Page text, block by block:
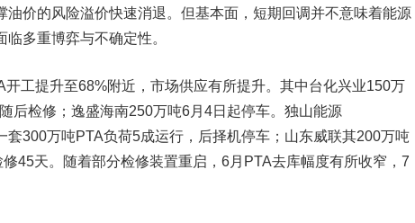
价的风险溢价快速消退。但基本面，短期回调并不意味着能源
多重博弈与不确定性。
工提升至68%附近，市场供应有所提升。其中台化兴业150万
后检修；逸盛海南250万吨6月4日起停车。独山能源
套300万吨PTA负荷5成运行，后择机停车；山东威联其200万吨
45天。随着部分检修装置重启，6月PTA去库幅度有所收窄，7